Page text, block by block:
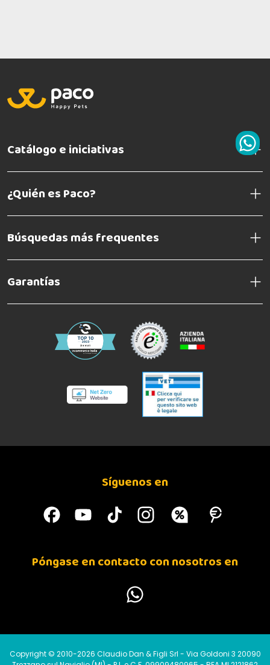
Catálogo e iniciativas
¿Quién es Paco?
Búsquedas más frequentes
Garantías
Síguenos en
Póngase en contacto con nosotros en
Copyright © 2010-2026 Claudio Dan & Figli Srl - Via Goldoni 3 20090